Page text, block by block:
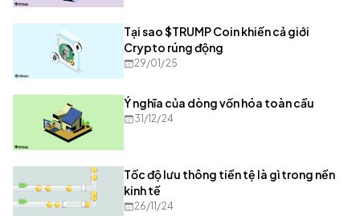
Tại sao $TRUMP Coin khiến cả giới
Crypto rúng động
29/01/25
Ý nghĩa của dòng vốn hóa toàn cầu
31/12/24
Tốc độ lưu thông tiền tệ là gì trong nền
kinh tế
26/11/24